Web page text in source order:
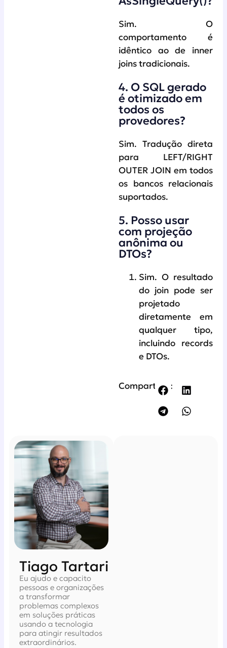
Sim. O
comportamento é
idêntico ao de inner
joins tradicionais.
4. O SQL gerado
é otimizado em
todos os
provedores?
Sim. Tradução direta
para LEFT/RIGHT
OUTER JOIN em todos
os bancos relacionais
suportados.
5. Posso usar
com projeção
anônima ou
DTOs?
Sim. O resultado
do join pode ser
projetado
diretamente em
qualquer tipo,
incluindo records
e DTOs.
Compartilhe:
Tiago Tartari
Eu ajudo e capacito
pessoas e organizações
a transformar
problemas complexos
em soluções práticas
usando a tecnologia
para atingir resultados
extraordinários.